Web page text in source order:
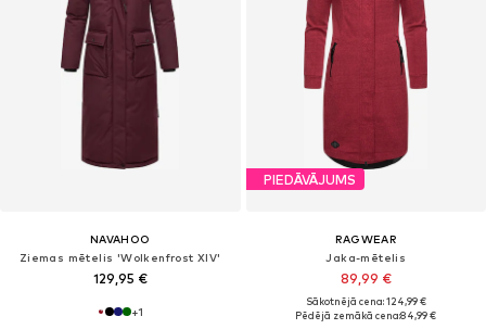
NAVAHOO
Ziemas mētelis 'Wolkenfrost XIV'
129,95 €
+1
PIEDĀVĀJUMS
RAGWEAR
Jaka-mētelis
89,99 €
Sākotnējā cena: 124,99 €
Pēdējā zemākā cena:84,99 €